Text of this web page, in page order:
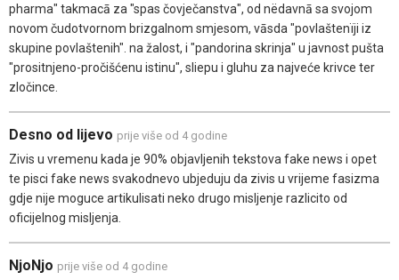
pharma" takmacā za "spas čovječanstva", od nëdavnā sa svojom
novom čudotvornom brizgalnom smjesom, vāsda "povlaštenïji iz
skupine povlaštenih". na žalost, i "pandorina skrinja" u javnost pušta
"prositnjeno-pročišćenu istinu", sliepu i gluhu za najveće krivce ter
zločince.
Desno od lijevo prije više od 4 godine
Zivis u vremenu kada je 90% objavljenih tekstova fake news i opet
te pisci fake news svakodnevo ubjeduju da zivis u vrijeme fasizma
gdje nije moguce artikulisati neko drugo misljenje razlicito od
oficijelnog misljenja.
NjoNjo prije više od 4 godine